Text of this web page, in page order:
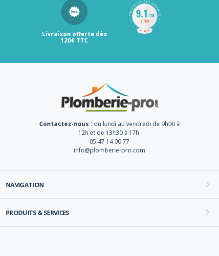
Livraison offerte dès
120€ TTC
Contactez-nous : du lundi au vendredi de 9h00 à
12h et de 13h30 à 17h.
05 47 14 00 77
info@plomberie-pro.com
NAVIGATION
PRODUITS & SERVICES